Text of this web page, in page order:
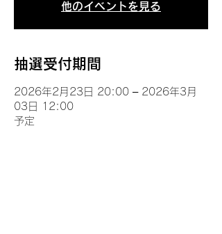
他のイベントを見る
抽選受付期間
2026年2月23日 20:00 – 2026年3月
03日 12:00
予定